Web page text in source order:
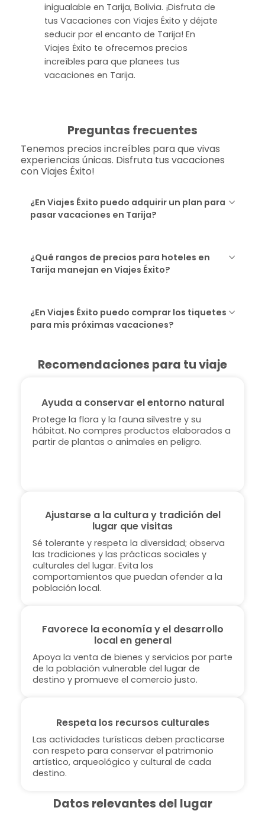
inigualable en Tarija, Bolivia. ¡Disfruta de
tus Vacaciones con Viajes Éxito y déjate
seducir por el encanto de Tarija! En
Viajes Ėxito te ofrecemos precios
increíbles para que planees tus
vacaciones en Tarija.
Preguntas frecuentes
Tenemos precios increíbles para que vivas
experiencias únicas. Disfruta tus vacaciones
con Viajes Éxito!
¿En Viajes Éxito puedo adquirir un plan para
pasar vacaciones en Tarija?
¿Qué rangos de precios para hoteles en
Tarija manejan en Viajes Éxito?
¿En Viajes Éxito puedo comprar los tiquetes
para mis próximas vacaciones?
Recomendaciones para tu viaje
Ayuda a conservar el entorno natural
Protege la flora y la fauna silvestre y su
hábitat. No compres productos elaborados a
partir de plantas o animales en peligro.
Ajustarse a la cultura y tradición del
lugar que visitas
Sé tolerante y respeta la diversidad; observa
las tradiciones y las prácticas sociales y
culturales del lugar. Evita los
comportamientos que puedan ofender a la
población local.
Favorece la economía y el desarrollo
local en general
Apoya la venta de bienes y servicios por parte
de la población vulnerable del lugar de
destino y promueve el comercio justo.
Respeta los recursos culturales
Las actividades turísticas deben practicarse
con respeto para conservar el patrimonio
artístico, arqueológico y cultural de cada
destino.
Datos relevantes del lugar